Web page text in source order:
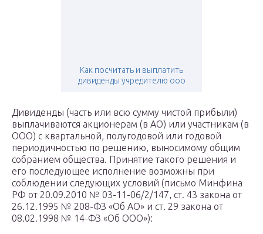
Как посчитать и выплатить
дивиденды учредителю ооо
Дивиденды (часть или всю сумму чистой прибыли)
выплачиваются акционерам (в АО) или участникам (в
ООО) с квартальной, полугодовой или годовой
периодичностью по решению, выносимому общим
собранием общества. Принятие такого решения и
его последующее исполнение возможны при
соблюдении следующих условий (письмо Минфина
РФ от 20.09.2010 № 03-11-06/2/147, ст. 43 закона от
26.12.1995 № 208-ФЗ «Об АО» и ст. 29 закона от
08.02.1998 № 14-ФЗ «Об ООО»):